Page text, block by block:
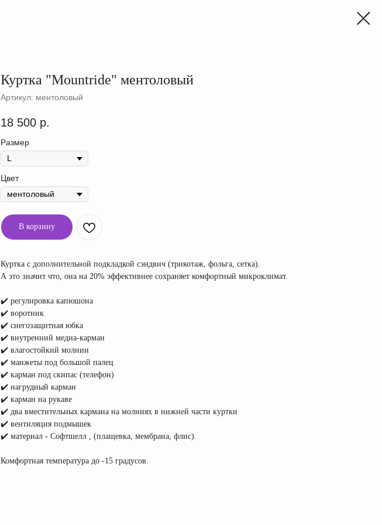
Куртка "Mountride" ментоловый
Артикул: ментоловый
18 500 р.
Размер
Цвет
В корзину
Куртка с дополнительной подкладкой сэндвич (трикотаж, фольга, сетка).
А это значит что, она на 20% эффективнее сохраняет комфортный микроклимат.
✔️ регулировка капюшона
✔️ воротник
✔️ снегозащитная юбка
✔️ внутренний медиа-карман
✔️ влагостойкий молнии
✔️ манжеты под большой палец
✔️ карман под скипас (телефон)
✔️ нагрудный карман
✔️ карман на рукаве
✔️ два вместительных кармана на молниях в нижней части куртки
✔️ вентиляция подмышек
✔️ материал - Софтшелл , (плащевка, мембрана, флис).
Комфортная температура до -15 градусов.